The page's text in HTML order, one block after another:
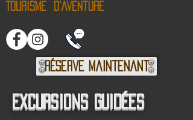
Tourisme d'aventure
Réserve maintenant
EXCURSIONS GUIDÉES